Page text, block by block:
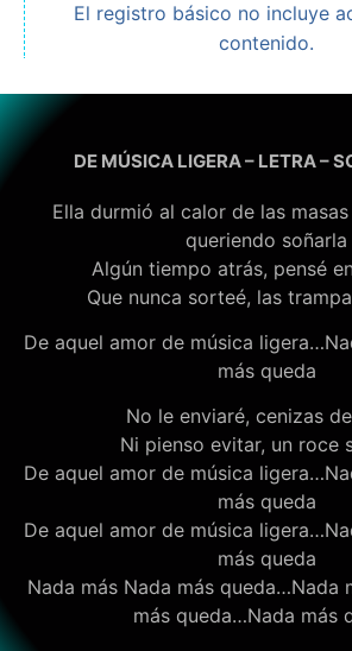
El registro básico no incluye
contenido.
DE MÚSICA LIGERA – LETRA –
Ella durmió al calor de las
queriendo soñarla
Algún tiempo atrás, pensé
Que nunca sorteé, las
De aquel amor de música
más queda
No le enviaré, cenizas
Ni pienso evitar, un roce
De aquel amor de música
más queda
De aquel amor de música
más queda
Nada más Nada más queda…Nada
más queda…Nada más